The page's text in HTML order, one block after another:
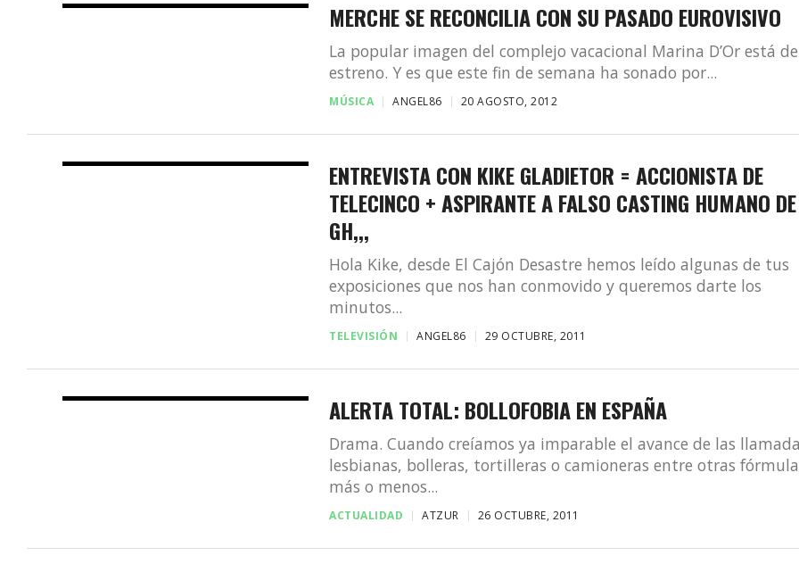
MERCHE SE RECONCILIA CON SU PASADO EUROVISIVO
La popular imagen del complejo vacacional Marina D’Or está de
estreno. Y es que este fin de semana ha sonado por...
MÚSICA ANGEL86 20 AGOSTO, 2012
ENTREVISTA CON KIKE GLADIETOR = ACCIONISTA DE
TELECINCO + ASPIRANTE A FALSO CASTING HUMANO DE
GH,,,
Hola Kike, desde El Cajón Desastre hemos leído algunas de tus
exposiciones que nos han conmovido y queremos darte los
minutos...
TELEVISIÓN ANGEL86 29 OCTUBRE, 2011
ALERTA TOTAL: BOLLOFOBIA EN ESPAÑA
Drama. Cuando creíamos ya imparable el avance de las
lesbianas, bolleras, tortilleras o camioneras entre otras
más o menos...
ACTUALIDAD ATZUR 26 OCTUBRE, 2011